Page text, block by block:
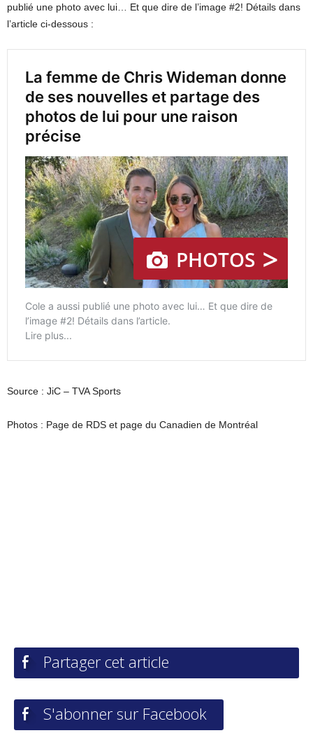
publié une photo avec lui… Et que dire de l’image #2! Détails dans
l’article ci-dessous :
Source : JiC – TVA Sports
Photos : Page de RDS et page du Canadien de Montréal
Partager cet article
S'abonner sur Facebook